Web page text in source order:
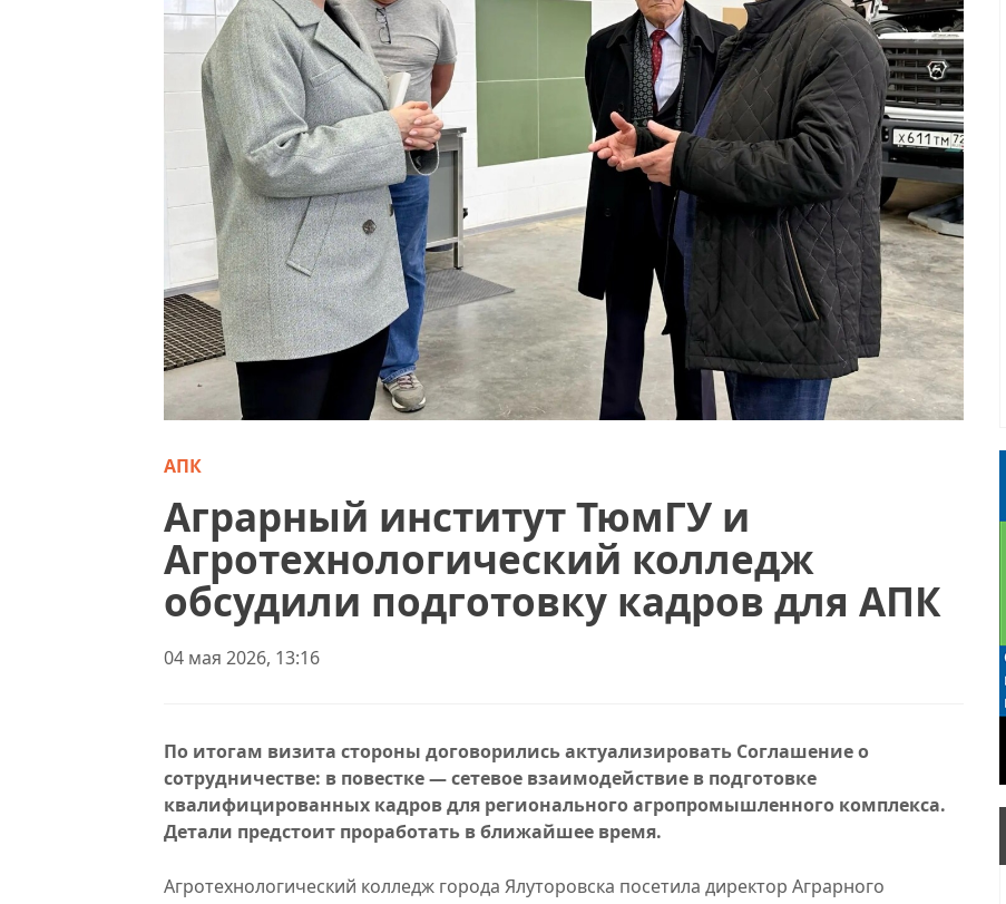
АПК
Аграрный институт ТюмГУ и
Агротехнологический колледж
обсудили подготовку кадров для АПК
04 мая 2026, 13:16
По итогам визита стороны договорились актуализировать Соглашение о
сотрудничестве: в повестке — сетевое взаимодействие в подготовке
квалифицированных кадров для регионального агропромышленного комплекса.
Детали предстоит проработать в ближайшее время.
Агротехнологический колледж города Ялуторовска посетила директор Аграрного